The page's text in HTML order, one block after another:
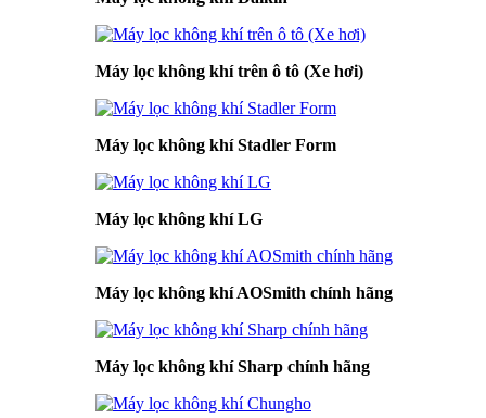
Máy lọc không khí trên ô tô (Xe hơi)
Máy lọc không khí Stadler Form
Máy lọc không khí LG
Máy lọc không khí AOSmith chính hãng
Máy lọc không khí Sharp chính hãng